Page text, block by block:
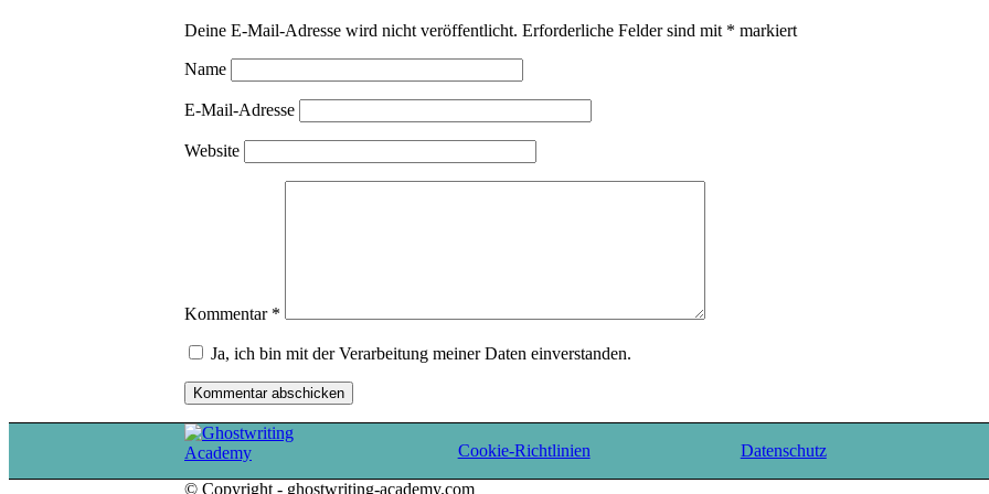
Deine E-Mail-Adresse wird nicht veröffentlicht. Erforderliche Felder sind mit * markiert
Name
E-Mail-Adresse
Website
Kommentar *
Ja, ich bin mit der Verarbeitung meiner Daten einverstanden.
Cookie-Richtlinien Datenschutz
© Copyright - ghostwriting-academy.com